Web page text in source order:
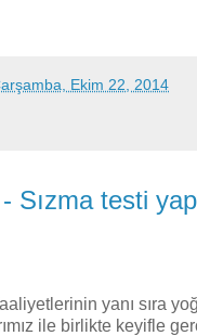
Ekim 22, 2014
Sızma testi
yanı sıra
ile birlikte keyifle